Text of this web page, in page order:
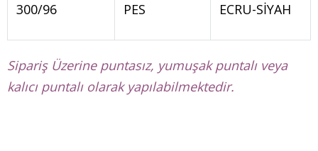
300/96 PES ECRU-SİYAH
Sipariş Üzerine puntasız, yumuşak puntalı veya
kalıcı puntalı olarak yapılabilmektedir.